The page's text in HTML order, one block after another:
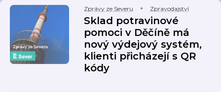
Zprávy ze Severu Zpravodajství
Sklad potravinové
pomoci v Děčíně má
nový výdejový systém,
klienti přicházejí s QR
kódy